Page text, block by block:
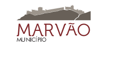
content